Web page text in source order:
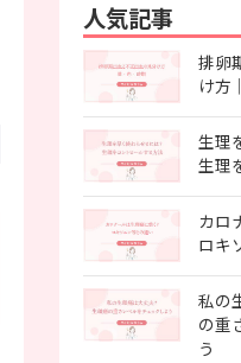
人気記事
排卵
け方
生理
生理
カロ
ロキ
私の
の重
う